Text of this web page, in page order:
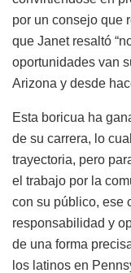
por un consejo que
que Janet resaltó
oportunidades van
Arizona y desde
Esta boricua ha
de su carrera, lo
trayectoria, pero
el trabajo por la
con su público, ese
responsabilidad y
de una forma
los latinos en